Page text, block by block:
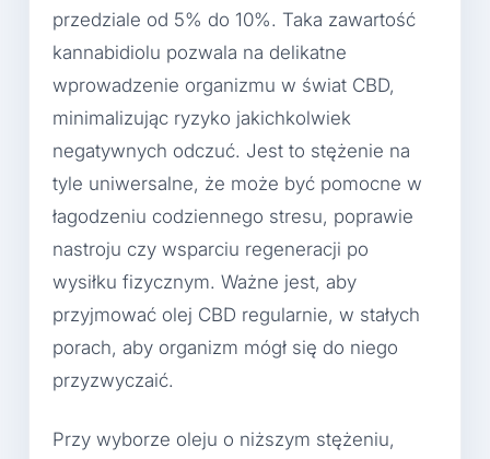
przedziale od 5% do 10%. Taka zawartość
kannabidiolu pozwala na delikatne
wprowadzenie organizmu w świat CBD,
minimalizując ryzyko jakichkolwiek
negatywnych odczuć. Jest to stężenie na
tyle uniwersalne, że może być pomocne w
łagodzeniu codziennego stresu, poprawie
nastroju czy wsparciu regeneracji po
wysiłku fizycznym. Ważne jest, aby
przyjmować olej CBD regularnie, w stałych
porach, aby organizm mógł się do niego
przyzwyczaić.
Przy wyborze oleju o niższym stężeniu,